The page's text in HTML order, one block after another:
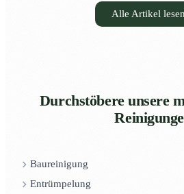
Alle Artikel lesen
Durchstöbere unsere
Baureinigung
Entrümpelung